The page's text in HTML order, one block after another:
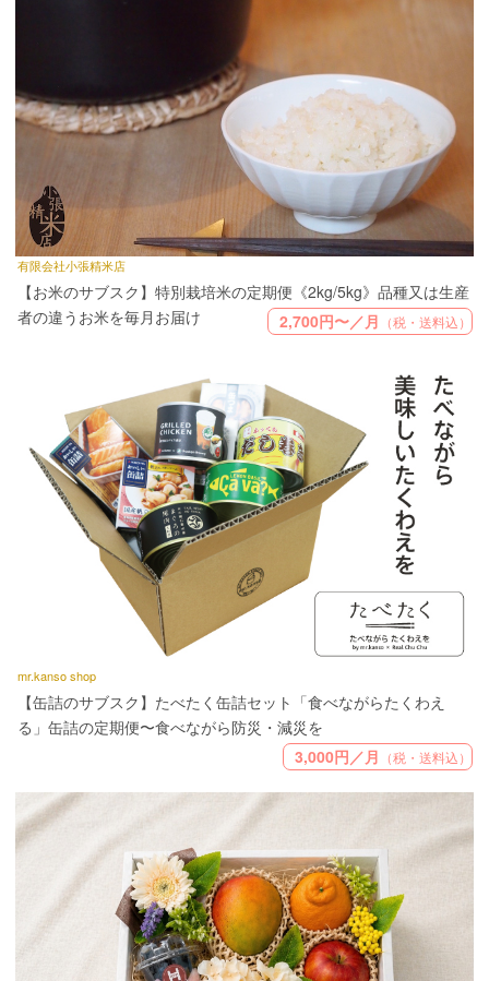
有限会社小張精米店
【お米のサブスク】特別栽培米の定期便《2kg/5kg》品種又は生産
者の違うお米を毎月お届け
2,700円〜／月 （税・送料込）
mr.kanso shop
【缶詰のサブスク】たべたく缶詰セット「食べながらたくわえ
る」缶詰の定期便〜食べながら防災・減災を
3,000円／月 （税・送料込）